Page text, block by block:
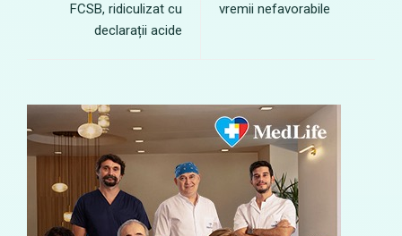
FCSB, ridiculizat cu
declarații acide
vremii nefavorabile